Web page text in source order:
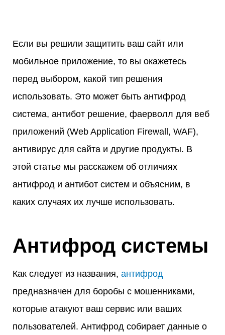
Если вы решили защитить ваш сайт или
мобильное приложение, то вы окажетесь
перед выбором, какой тип решения
использовать. Это может быть антифрод
система, антибот решение, фаерволл для веб
приложений (Web Application Firewall, WAF),
антивирус для сайта и другие продукты. В
этой статье мы расскажем об отличиях
антифрод и антибот систем и объясним, в
каких случаях их лучше использовать.
Антифрод системы
Как следует из названия, антифрод
предназначен для боробы с мошенниками,
которые атакуют ваш сервис или ваших
пользователей. Антифрод собирает данные о